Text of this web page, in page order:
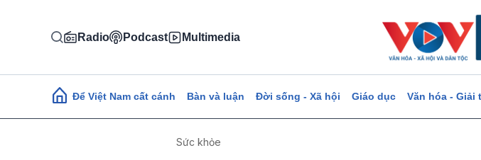
Radio Podcast Multimedia
Main navigation
Để Việt Nam cất cánh Bàn và luận Đời sống - Xã hội Giáo dục Văn hóa - Giải
Sức khỏe